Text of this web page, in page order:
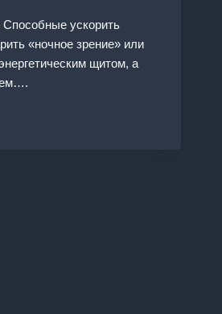
ускорить
«ночное зрение» или
щитом, а